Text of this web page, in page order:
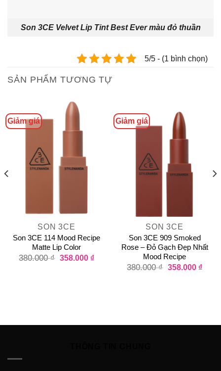
Son 3CE Velvet Lip Tint Best Ever màu đỏ thuần
5/5 - (1 bình chọn)
SẢN PHẨM TƯƠNG TỰ
Giảm giá
SON 3CE
Son 3CE 114 Mood Recipe
Matte Lip Color
380.000₫ 358.000 ₫
Giảm giá
SON 3CE
Son 3CE 909 Smoked
Rose – Đỏ Gạch Đẹp Nhất
Mood Recipe
380.000₫ 358.000 ₫